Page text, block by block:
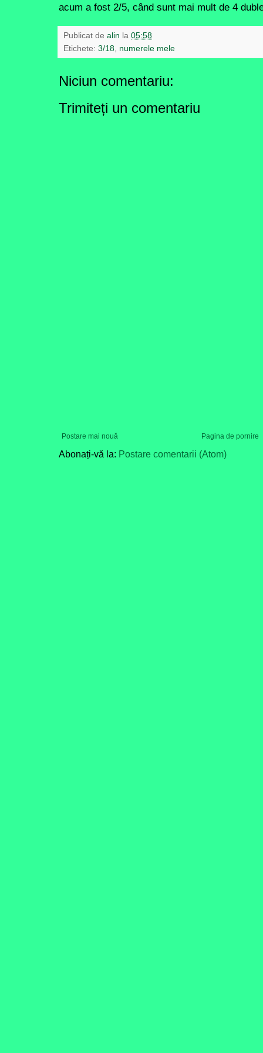
acum a fost 2/5, când sunt mai mult de 4
Publicat de alin la 05:58
Etichete: 3/18 numerele mele
Niciun comentariu:
Trimiteți un comentariu
Postare mai nouă Pagina de pornire
Abonați-vă la: Postare comentarii (Atom)